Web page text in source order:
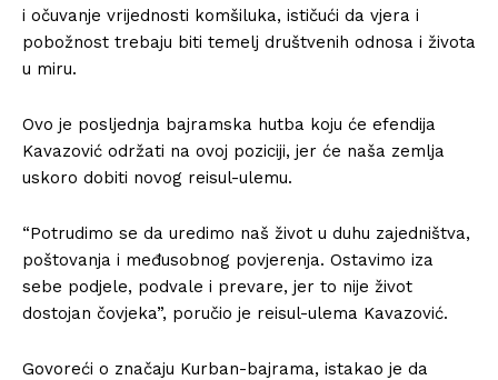
i očuvanje vrijednosti komšiluka, ističući da vjera i
pobožnost trebaju biti temelj društvenih odnosa i života
u miru.
Ovo je posljednja bajramska hutba koju će efendija
Kavazović održati na ovoj poziciji, jer će naša zemlja
uskoro dobiti novog reisul-ulemu.
“Potrudimo se da uredimo naš život u duhu zajedništva,
poštovanja i međusobnog povjerenja. Ostavimo iza
sebe podjele, podvale i prevare, jer to nije život
dostojan čovjeka”, poručio je reisul-ulema Kavazović.
Govoreći o značaju Kurban-bajrama, istakao je da